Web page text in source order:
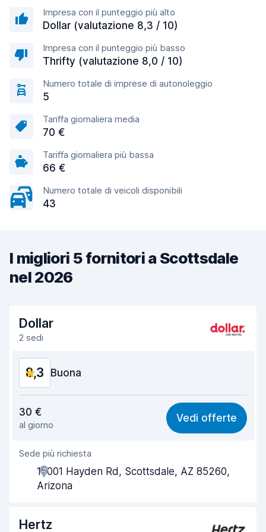
Impresa con il punteggio più alto
Dollar (valutazione 8,3 / 10)
Impresa con il punteggio più basso
Thrifty (valutazione 8,0 / 10)
Numero totale di imprese di autonoleggio
5
Tariffa giornaliera media
70 €
Tariffa giornaliera più bassa
66 €
Numero totale di veicoli disponibili
43
I migliori 5 fornitori a Scottsdale
nel 2026
Dollar
2 sedi
8,3 Buona
8,2
Facile da trovare 8,2
Gentilezza degli agenti
Rapidità del ritiro
30 €
al giorno
Vedi offerte
Sede più richiesta
15001 Hayden Rd, Scottsdale, AZ 85260,
Arizona
Hertz